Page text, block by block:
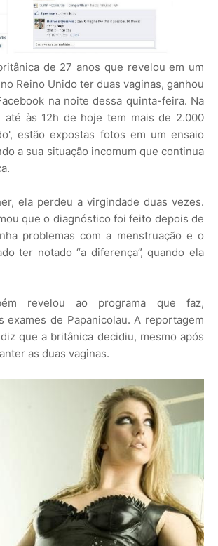
de 27 anos que revelou em um
Reino Unido ter duas vaginas, ganhou
na noite dessa quinta-feira. Na
até às 12h de hoje tem mais de 2.000
estão expostas fotos em um ensaio
a sua situação incomum que continua
ela perdeu a virgindade duas vezes.
que o diagnóstico foi feito depois de
problemas com a menstruação e o
ter notado “a diferença”, quando ela
revelou ao programa que faz,
exames de Papanicolau. A reportagem
que a britânica decidiu, mesmo após
as duas vaginas.